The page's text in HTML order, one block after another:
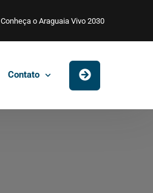
Conheça o Araguaia Vivo 2030
Contato